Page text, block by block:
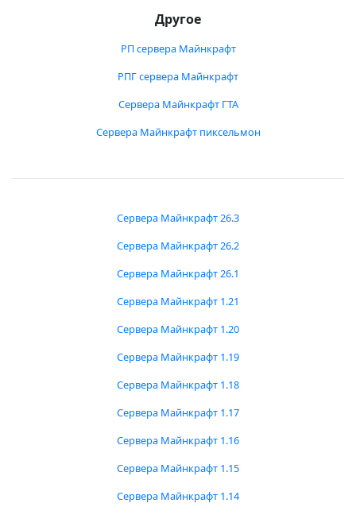
Другое
РП сервера Майнкрафт
РПГ сервера Майнкрафт
Сервера Майнкрафт ГТА
Сервера Майнкрафт пиксельмон
Сервера Майнкрафт 26.3
Сервера Майнкрафт 26.2
Сервера Майнкрафт 26.1
Сервера Майнкрафт 1.21
Сервера Майнкрафт 1.20
Сервера Майнкрафт 1.19
Сервера Майнкрафт 1.18
Сервера Майнкрафт 1.17
Сервера Майнкрафт 1.16
Сервера Майнкрафт 1.15
Сервера Майнкрафт 1.14